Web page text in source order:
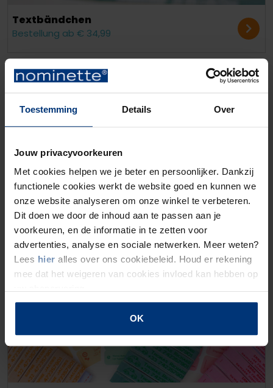
Toestemming Details Over
Jouw privacyvoorkeuren
Met cookies helpen we je beter en persoonlijker. Dankzij
functionele cookies werkt de website goed en kunnen we
onze website analyseren om onze winkel te verbeteren.
Dit doen we door de inhoud aan te passen aan je
voorkeuren, en de informatie in te zetten voor
advertenties, analyse en sociale netwerken. Meer weten?
Lees hier alles over ons cookiebeleid. Houd er rekening
mee dat het weigeren van cookies invloed kan hebben op
OK
Text­bändchen
Bestellung ab € 34,99
Armee-Namensband
Bestellung ab € 20,60